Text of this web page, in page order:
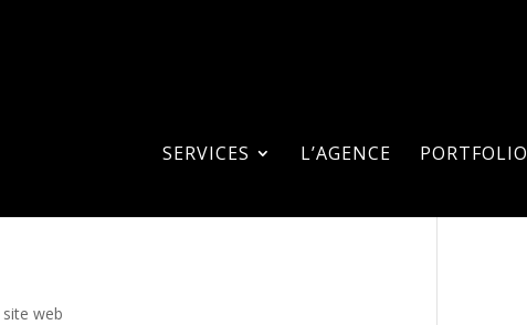
SERVICES L’AGENCE PORTFOLIO
web